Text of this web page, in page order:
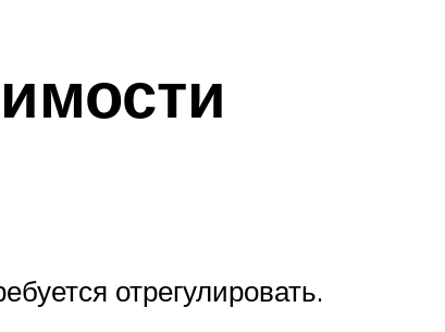
отрегулировать.